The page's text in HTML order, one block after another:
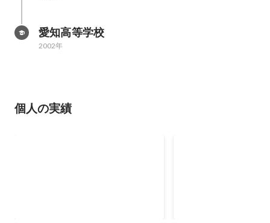
愛知高等学校
2002年
個人の実績